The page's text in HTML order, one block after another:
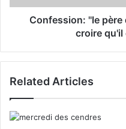
Confession: ''le
croire qu'il
Related Articles